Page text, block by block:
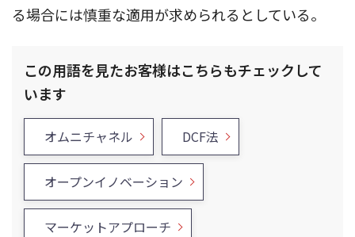
る場合には慎重な適用が求められるとしている。
この用語を見たお客様はこちらもチェックして
います
オムニチャネル DCF法
オープンイノベーション
マーケットアプローチ